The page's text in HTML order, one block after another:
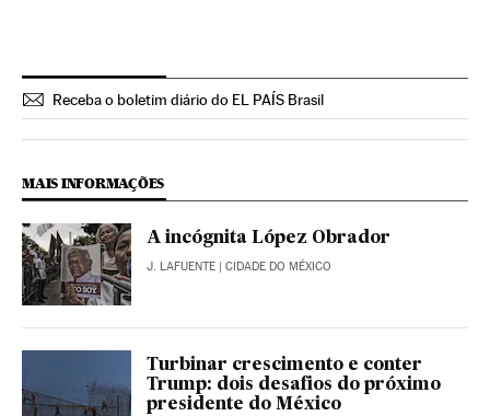
Receba o boletim diário do EL PAÍS Brasil
MAIS INFORMAÇÕES
A incógnita López Obrador
J. LAFUENTE | CIDADE DO MÉXICO
Turbinar crescimento e conter
Trump: dois desafios do próximo
presidente do México